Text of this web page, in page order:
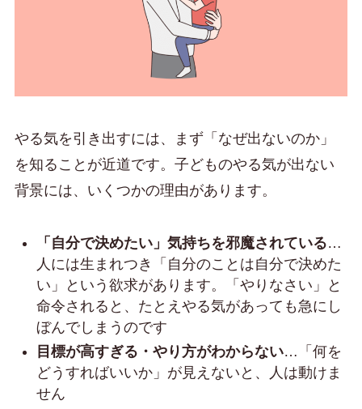
やる気を引き出すには、まず「なぜ出ないのか」
を知ることが近道です。子どものやる気が出ない
背景には、いくつかの理由があります。
「自分で決めたい」気持ちを邪魔されている…
人には生まれつき「自分のことは自分で決めた
い」という欲求があります。「やりなさい」と
命令されると、たとえやる気があっても急にし
ぼんでしまうのです
目標が高すぎる・やり方がわからない…「何を
どうすればいいか」が見えないと、人は動けま
せん